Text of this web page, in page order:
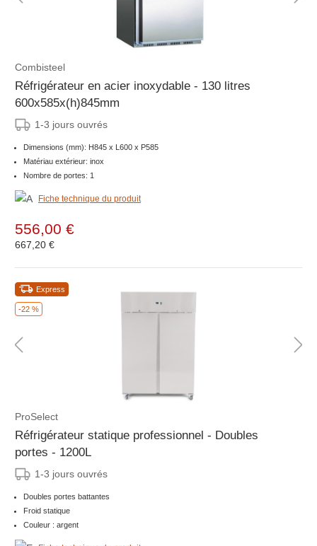
Combisteel
Réfrigérateur en acier inoxydable - 130 litres
600x585x(h)845mm
1-3 jours ouvrés
Dimensions (mm): H845 x L600 x P585
Matériau extérieur: inox
Nombre de portes: 1
Fiche technique du produit
556,00 €
667,20 €
-22 %
Express
ProSelect
Réfrigérateur statique professionnel - Doubles
portes - 1200L
1-3 jours ouvrés
Doubles portes battantes
Froid statique
Couleur : argent